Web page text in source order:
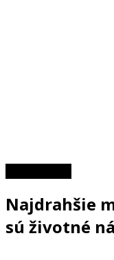
Najdrahšie
sú životné